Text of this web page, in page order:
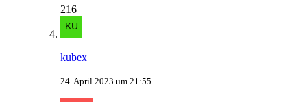
216
kubex
24. April 2023 um 21:55